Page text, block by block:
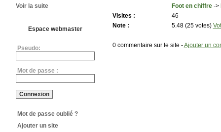
Voir la suite
Espace webmaster
Pseudo:
Mot de passe :
Mot de passe oublié ?
Ajouter un site
Foot en chiffre->
Visites :
46
Note :
5.48 (25 votes)
0 commentaire sur le site -Ajouter un